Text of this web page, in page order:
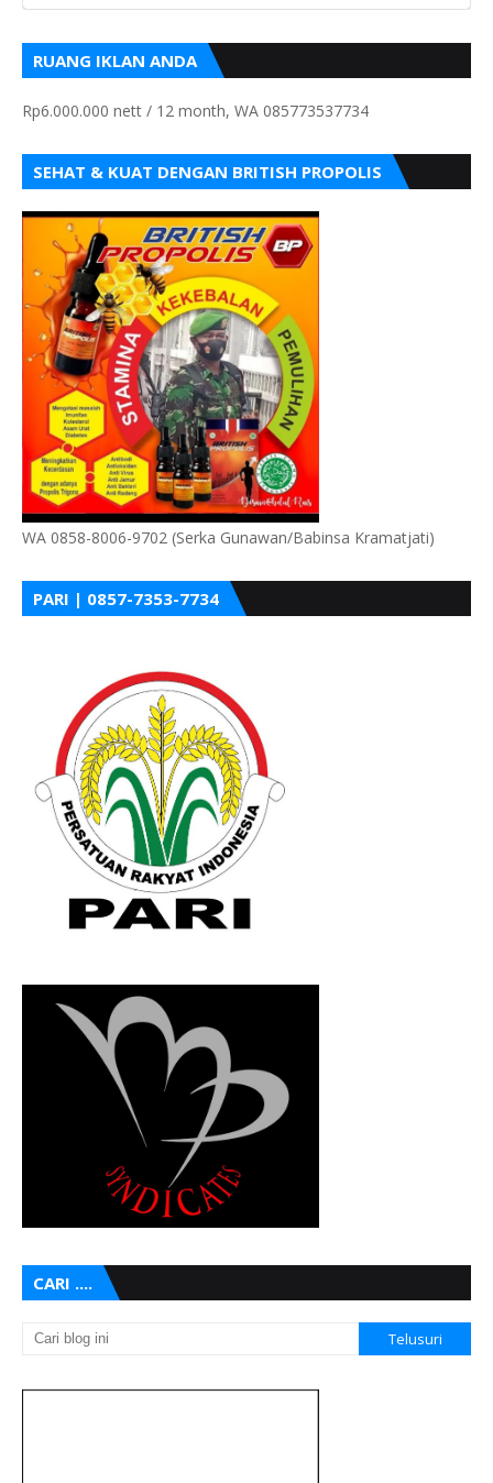
RUANG IKLAN ANDA
Rp6.000.000 nett / 12 month, WA 085773537734
SEHAT & KUAT DENGAN BRITISH PROPOLIS
WA 0858-8006-9702 (Serka Gunawan/Babinsa Kramatjati)
PARI | 0857-7353-7734
CARI ....